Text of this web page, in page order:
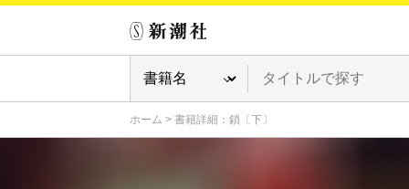
ホーム > 書籍詳細：鎖〔下〕